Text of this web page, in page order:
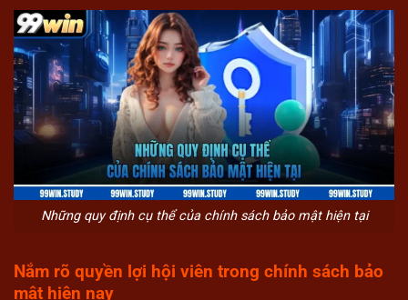
Những quy định cụ thể của chính sách bảo mật hiện tại
Nắm rõ quyền lợi hội viên trong chính sách bảo
mật hiện nay